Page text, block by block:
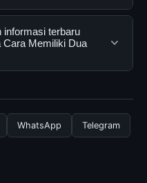
lengkap dan
dengan
panduan yang
Memiliki Dua Akun
semua pengguna.
langganan yang
informasi terbaru
Cara Memiliki Dua
kami secara berkala.
dengan informasi
WhatsApp Telegram